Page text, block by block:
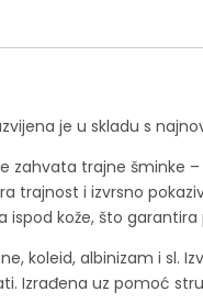
je u skladu s
zahvata trajne
trajnost i izvrsno
ispod kože, što
koleid, albinizam i sl.
Izrađena uz pomoć